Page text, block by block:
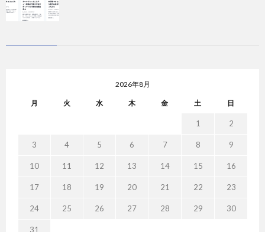
2026年8月
月 火 水 木 金 土 日
1 2
3 4 5 6 7 8 9
10 11 12 13 14 15 16
17 18 19 20 21 22 23
24 25 26 27 28 29 30
31